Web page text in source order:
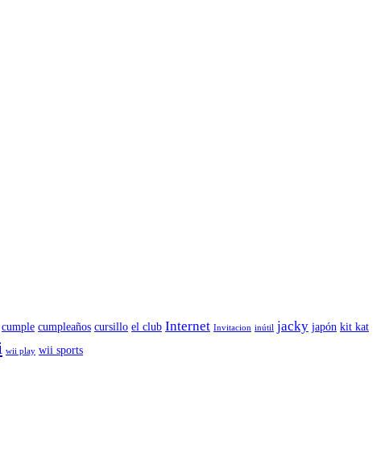
cumple cumpleaños cursillo el club Internet Invitacion inútil jacky japón kit kat
wii play wii sports